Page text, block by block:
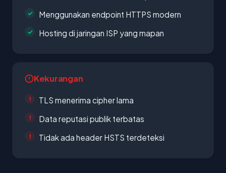
Menggunakan endpoint HTTPS modern
Hosting di jaringan ISP yang mapan
Kekurangan
TLS menerima cipher lama
Data reputasi publik terbatas
Tidak ada header HSTS terdeteksi